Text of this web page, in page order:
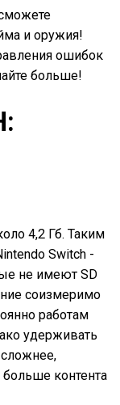
и оружия!
ошибок
больше!
4,2 Гб. Таким
Switch -
не имеют SD
соизмеримо
работам
удерживать
сложнее,
контента